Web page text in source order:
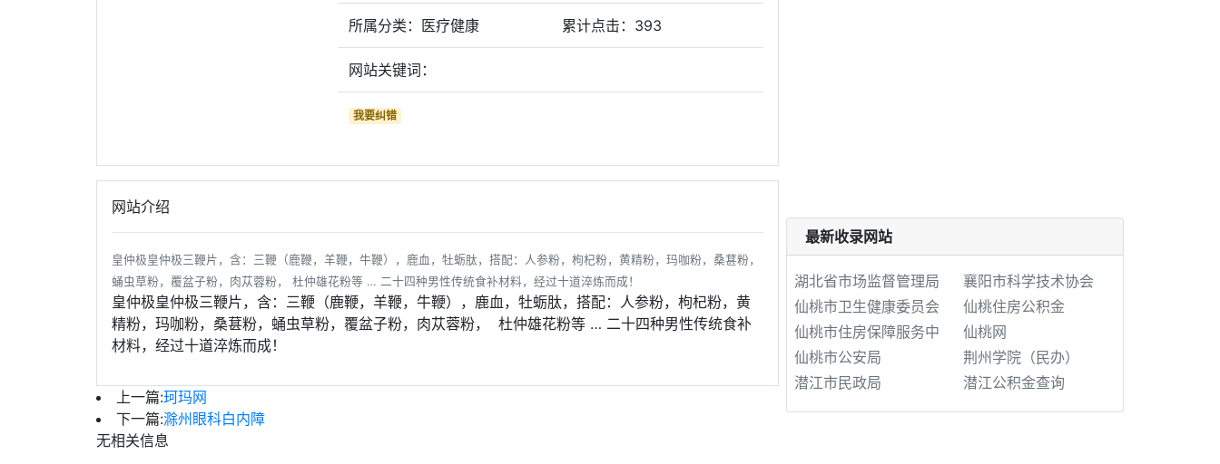
所属分类：医疗健康 累计点击： 393
网站关键词：
我要纠错
网站介绍
皇仲极皇仲极三鞭片，含：三鞭（鹿鞭，羊鞭，牛鞭），鹿血，牡蛎肽，搭配：人参粉，枸杞粉，黄精粉，玛咖粉，桑葚粉，
蛹虫草粉，覆盆子粉，肉苁蓉粉， 杜仲雄花粉等 … 二十四种男性传统食补材料，经过十道淬炼而成！
皇仲极皇仲极三鞭片，含：三鞭（鹿鞭，羊鞭，牛鞭），鹿血，牡蛎肽，搭配：人参粉，枸杞粉，黄
精粉，玛咖粉，桑葚粉，蛹虫草粉，覆盆子粉，肉苁蓉粉， 杜仲雄花粉等 … 二十四种男性传统食补
材料，经过十道淬炼而成！
上一篇:珂玛网
下一篇:滁州眼科白内障
无相关信息
最新收录网站
湖北省市场监督管理局
襄阳市科学技术协会
仙桃市卫生健康委员会
仙桃住房公积金
仙桃市住房保障服务中
仙桃网
仙桃市公安局
荆州学院（民办）
潜江市民政局
潜江公积金查询